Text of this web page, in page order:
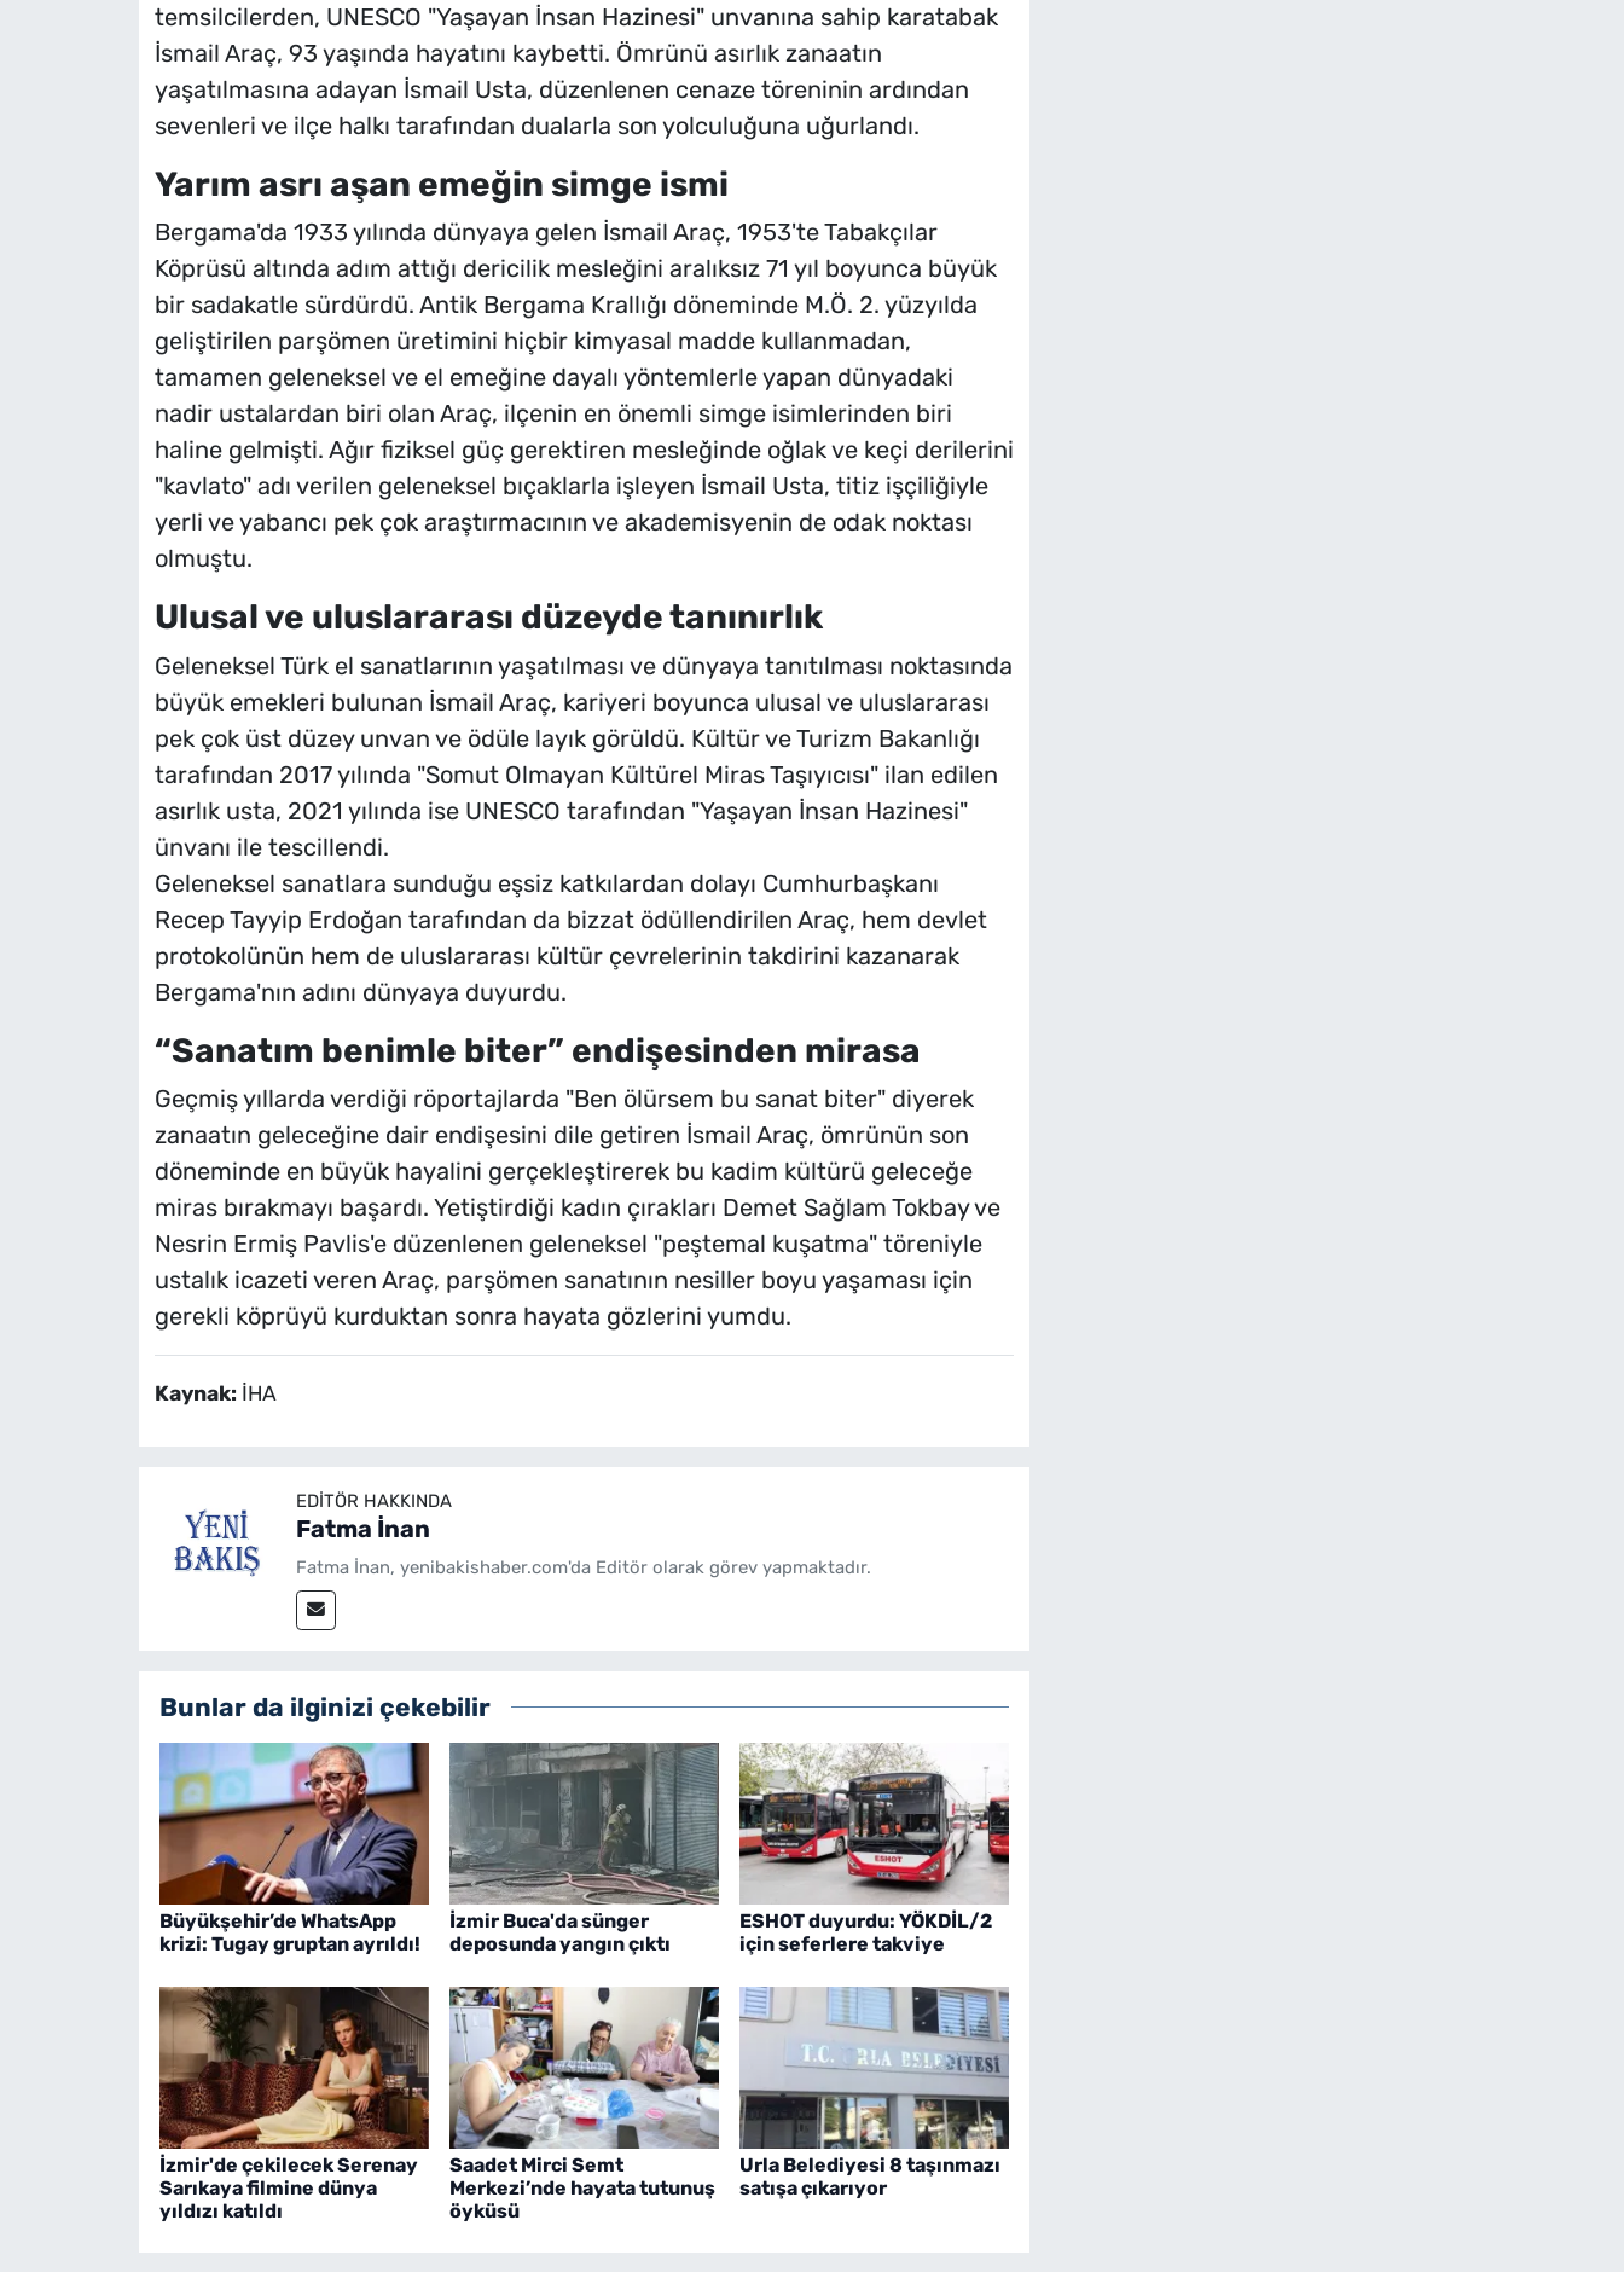
temsilcilerden, UNESCO "Yaşayan İnsan Hazinesi" unvanına sahip karatabak
İsmail Araç, 93 yaşında hayatını kaybetti. Ömrünü asırlık zanaatın
yaşatılmasına adayan İsmail Usta, düzenlenen cenaze töreninin ardından
sevenleri ve ilçe halkı tarafından dualarla son yolculuğuna uğurlandı.
Yarım asrı aşan emeğin simge ismi
Bergama'da 1933 yılında dünyaya gelen İsmail Araç, 1953'te Tabakçılar
Köprüsü altında adım attığı dericilik mesleğini aralıksız 71 yıl boyunca büyük
bir sadakatle sürdürdü. Antik Bergama Krallığı döneminde M.Ö. 2. yüzyılda
geliştirilen parşömen üretimini hiçbir kimyasal madde kullanmadan,
tamamen geleneksel ve el emeğine dayalı yöntemlerle yapan dünyadaki
nadir ustalardan biri olan Araç, ilçenin en önemli simge isimlerinden biri
haline gelmişti. Ağır fiziksel güç gerektiren mesleğinde oğlak ve keçi derilerini
"kavlato" adı verilen geleneksel bıçaklarla işleyen İsmail Usta, titiz işçiliğiyle
yerli ve yabancı pek çok araştırmacının ve akademisyenin de odak noktası
olmuştu.
Ulusal ve uluslararası düzeyde tanınırlık
Geleneksel Türk el sanatlarının yaşatılması ve dünyaya tanıtılması noktasında
büyük emekleri bulunan İsmail Araç, kariyeri boyunca ulusal ve uluslararası
pek çok üst düzey unvan ve ödüle layık görüldü. Kültür ve Turizm Bakanlığı
tarafından 2017 yılında "Somut Olmayan Kültürel Miras Taşıyıcısı" ilan edilen
asırlık usta, 2021 yılında ise UNESCO tarafından "Yaşayan İnsan Hazinesi"
ünvanı ile tescillendi.
Geleneksel sanatlara sunduğu eşsiz katkılardan dolayı Cumhurbaşkanı
Recep Tayyip Erdoğan tarafından da bizzat ödüllendirilen Araç, hem devlet
protokolünün hem de uluslararası kültür çevrelerinin takdirini kazanarak
Bergama'nın adını dünyaya duyurdu.
“Sanatım benimle biter” endişesinden mirasa
Geçmiş yıllarda verdiği röportajlarda "Ben ölürsem bu sanat biter" diyerek
zanaatın geleceğine dair endişesini dile getiren İsmail Araç, ömrünün son
döneminde en büyük hayalini gerçekleştirerek bu kadim kültürü geleceğe
miras bırakmayı başardı. Yetiştirdiği kadın çırakları Demet Sağlam Tokbay ve
Nesrin Ermiş Pavlis'e düzenlenen geleneksel "peştemal kuşatma" töreniyle
ustalık icazeti veren Araç, parşömen sanatının nesiller boyu yaşaması için
gerekli köprüyü kurduktan sonra hayata gözlerini yumdu.
Kaynak: İHA
EDITÖR HAKKINDA
Fatma İnan
Fatma İnan, yenibakishaber.com'da Editör olarak görev yapmaktadır.
Bunlar da ilginizi çekebilir
Büyükşehir’de WhatsApp
krizi: Tugay gruptan ayrıldı!
İzmir Buca'da sünger
deposunda yangın çıktı
ESHOT duyurdu: YÖKDİL/2
için seferlere takviye
İzmir'de çekilecek Serenay
Sarıkaya filmine dünya
yıldızı katıldı
Saadet Mirci Semt
Merkezi’nde hayata tutunuş
öyküsü
Urla Belediyesi 8 taşınmazı
satışa çıkarıyor